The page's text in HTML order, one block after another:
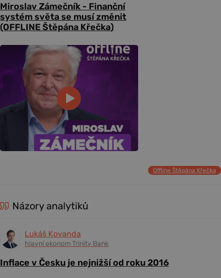
Miroslav Zámečník - Finanční
systém světa se musí změnit
(OFFLINE Štěpána Křečka)
Offline Štěpána Křečka
Názory analytiků
Lukáš Kovanda
hlavní ekonom Trinity Bank
Inflace v Česku je nejnižší od roku 2016